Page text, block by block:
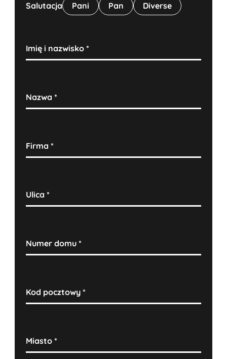
Salutacja Pani Pan Diverse
Imię i nazwisko*
Nazwa*
Firma*
Ulica*
Numer domu*
Kod pocztowy*
Miasto*